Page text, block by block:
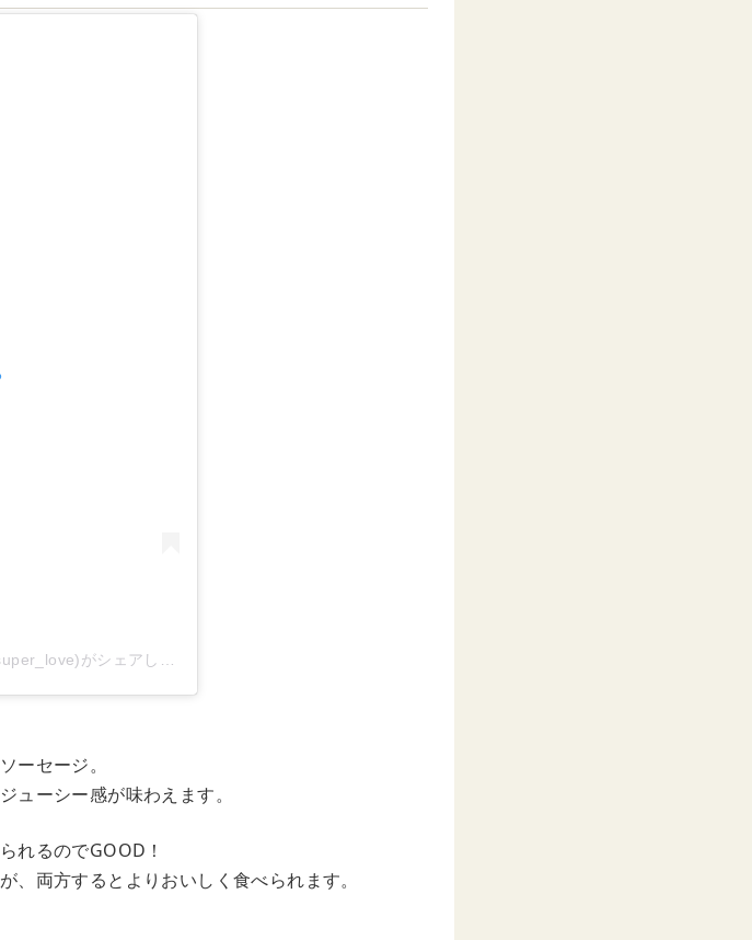
業務スーパーレポ 大家族のママ 購入品(@gyomusuper_love)がシェアした投稿
ーセージ。
ューシー感が味わえます。
れるのでGOOD！
両方するとよりおいしく食べられます。